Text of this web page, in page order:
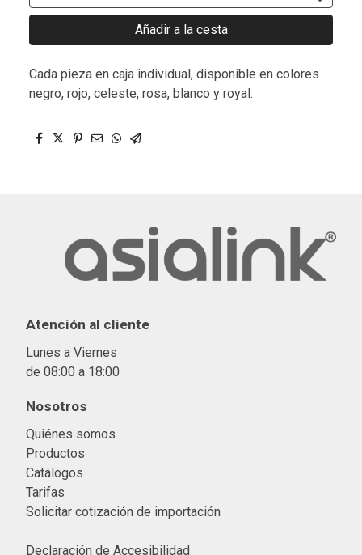
Añadir a la cesta
Cada pieza en caja individual, disponible en colores
negro, rojo, celeste, rosa, blanco y royal.
Atención al cliente
Lunes a Viernes
de 08:00 a 18:00
Nosotros
Quiénes somos
Productos
Catálogos
Tarifas
Solicitar cotización de importación
Declaración de Accesibilidad